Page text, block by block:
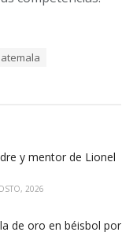
y mentor de Lionel
2026
de oro en béisbol por